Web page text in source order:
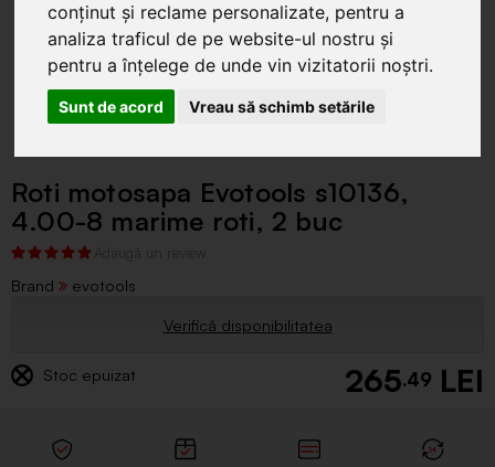
conținut și reclame personalizate, pentru a
analiza traficul de pe website-ul nostru și
pentru a înțelege de unde vin vizitatorii noștri.
Sunt de acord Vreau să schimb setările
Roti motosapa Evotools s10136,
4.00-8 marime roti, 2 buc
Brand
evotools
Verifică disponibilitatea
Stoc epuizat 265.49